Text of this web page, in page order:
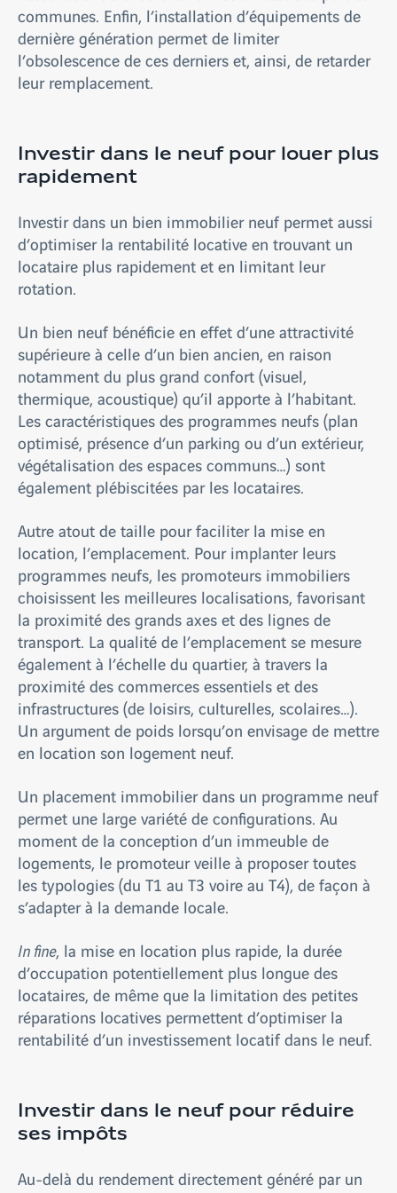
communes. Enfin, l’installation d’équipements de
dernière génération permet de limiter
l’obsolescence de ces derniers et, ainsi, de retarder
leur remplacement.
Investir dans le neuf pour louer plus
rapidement
Investir dans un bien immobilier neuf permet aussi
d’optimiser la rentabilité locative en trouvant un
locataire plus rapidement et en limitant leur
rotation.
Un bien neuf bénéficie en effet d’une attractivité
supérieure à celle d’un bien ancien, en raison
notamment du plus grand confort (visuel,
thermique, acoustique) qu’il apporte à l’habitant.
Les caractéristiques des programmes neufs (plan
optimisé, présence d’un parking ou d’un extérieur,
végétalisation des espaces communs…) sont
également plébiscitées par les locataires.
Autre atout de taille pour faciliter la mise en
location, l’emplacement. Pour implanter leurs
programmes neufs, les promoteurs immobiliers
choisissent les meilleures localisations, favorisant
la proximité des grands axes et des lignes de
transport. La qualité de l’emplacement se mesure
également à l’échelle du quartier, à travers la
proximité des commerces essentiels et des
infrastructures (de loisirs, culturelles, scolaires…).
Un argument de poids lorsqu’on envisage de mettre
en location son logement neuf.
Un placement immobilier dans un programme neuf
permet une large variété de configurations. Au
moment de la conception d’un immeuble de
logements, le promoteur veille à proposer toutes
les typologies (du T1 au T3 voire au T4), de façon à
s’adapter à la demande locale.
In fine, la mise en location plus rapide, la durée
d’occupation potentiellement plus longue des
locataires, de même que la limitation des petites
réparations locatives permettent d’optimiser la
rentabilité d’un investissement locatif dans le neuf.
Investir dans le neuf pour réduire
ses impôts
Au-delà du rendement directement généré par un